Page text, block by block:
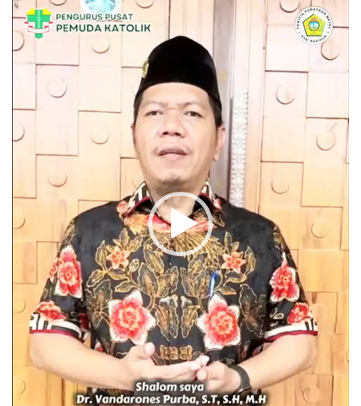
Pemutar
Video